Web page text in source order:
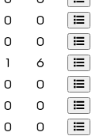
0
0
0
0
1
6
0
0
0
0
0
0